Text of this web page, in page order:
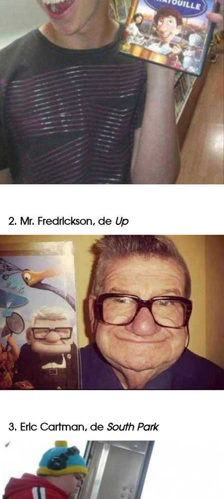
2. Mr. Fredrickson, de Up
3. Eric Cartman, de South Park